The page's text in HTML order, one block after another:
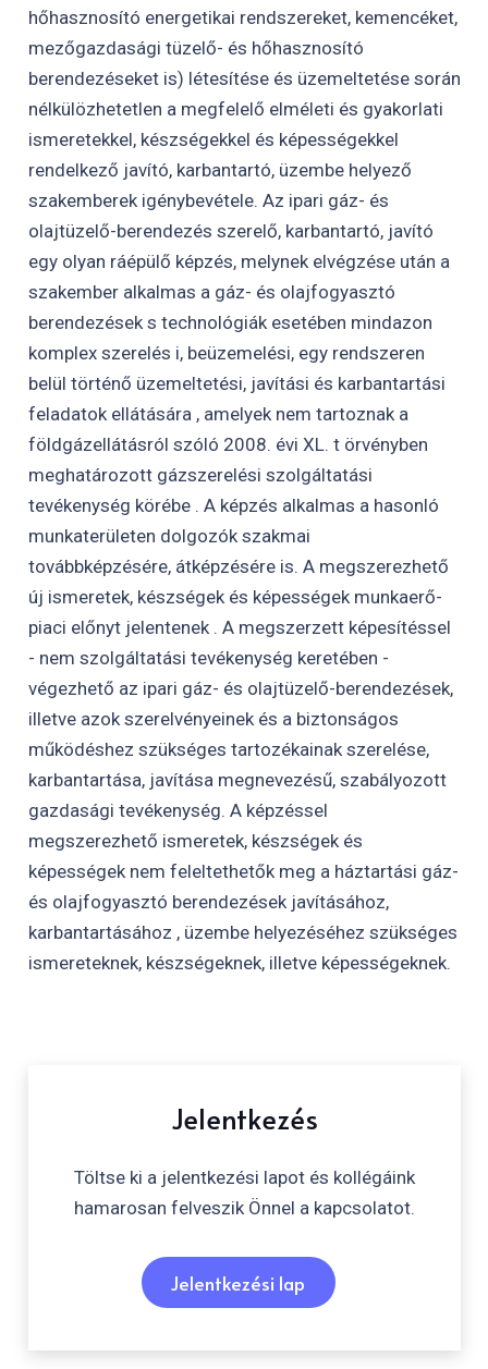
hőhasznosító energetikai rendszereket, kemencéket,
mezőgazdasági tüzelő- és hőhasznosító
berendezéseket is) létesítése és üzemeltetése során
nélkülözhetetlen a megfelelő elméleti és gyakorlati
ismeretekkel, készségekkel és képességekkel
rendelkező javító, karbantartó, üzembe helyező
szakemberek igénybevétele. Az ipari gáz- és
olajtüzelő-berendezés szerelő, karbantartó, javító
egy olyan ráépülő képzés, melynek elvégzése után a
szakember alkalmas a gáz- és olajfogyasztó
berendezések s technológiák esetében mindazon
komplex szerelés i, beüzemelési, egy rendszeren
belül történő üzemeltetési, javítási és karbantartási
feladatok ellátására , amelyek nem tartoznak a
földgázellátásról szóló 2008. évi XL. t örvényben
meghatározott gázszerelési szolgáltatási
tevékenység körébe . A képzés alkalmas a hasonló
munkaterületen dolgozók szakmai
továbbképzésére, átképzésére is. A megszerezhető
új ismeretek, készségek és képességek munkaerő-
piaci előnyt jelentenek . A megszerzett képesítéssel
- nem szolgáltatási tevékenység keretében -
végezhető az ipari gáz- és olajtüzelő-berendezések,
illetve azok szerelvényeinek és a biztonságos
működéshez szükséges tartozékainak szerelése,
karbantartása, javítása megnevezésű, szabályozott
gazdasági tevékenység. A képzéssel
megszerezhető ismeretek, készségek és
képességek nem feleltethetők meg a háztartási gáz-
és olajfogyasztó berendezések javításához,
karbantartásához , üzembe helyezéséhez szükséges
ismereteknek, készségeknek, illetve képességeknek.
Jelentkezés
Töltse ki a jelentkezési lapot és kollégáink
hamarosan felveszik Önnel a kapcsolatot.
Jelentkezési lap